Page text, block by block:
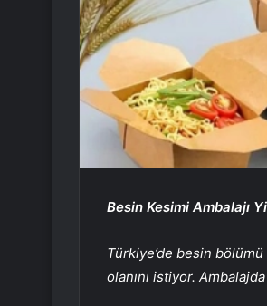
Besin Kesimi Ambalajı
Türkiye’de besin
olanını istiyor.